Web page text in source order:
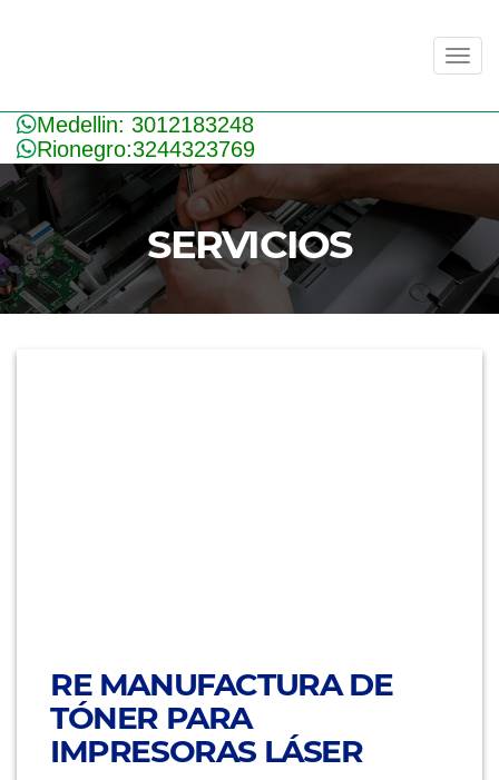
Medellin: 3012183248
Rionegro:3244323769
SERVICIOS
RE MANUFACTURA DE
TÓNER PARA
IMPRESORAS LÁSER